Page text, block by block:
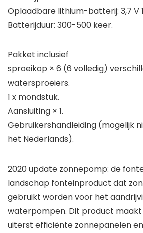
Oplaadbare lithium-batterij: 3,7 V
Batterijduur: 300-500 keer.
Pakket inclusief
sproeikop × 6 (6 volledig)
watersproeiers.
1 x mondstuk.
Aansluiting × 1.
Gebruikershandleiding (mogelijk
het Nederlands).
2020 update zonnepomp: de
landschap fonteinproduct dat
gebruikt worden voor het
waterpompen. Dit product
uiterst efficiënte zonnepanelen